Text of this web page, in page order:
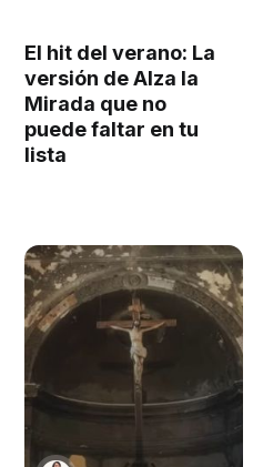
El hit del verano: La
versión de Alza la
Mirada que no
puede faltar en tu
lista